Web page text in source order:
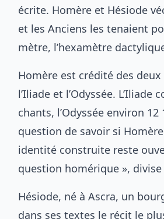
écrite. Homère et Hésiode
et les Anciens les tenaient
mètre, l’hexamètre
Homère est crédité des
l’Iliade et l’Odyssée.
chants, l’Odyssée environ
question de savoir si
identité construite reste
question homérique »,
Hésiode, né à Ascra, un
dans ses textes le récit le